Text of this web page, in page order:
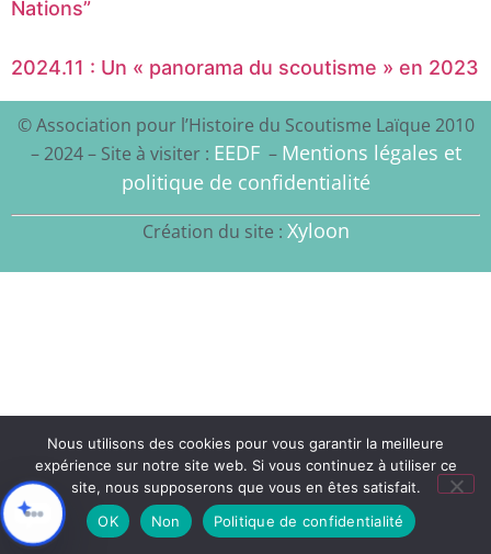
Nations”
2024.11 : Un « panorama du scoutisme » en 2023
© Association pour l’Histoire du Scoutisme Laïque 2010
– 2024 – Site à visiter : EEDF– Mentions légales et
politique de confidentialité
Création du site : Xyloon
Nous utilisons des cookies pour vous garantir la meilleure
expérience sur notre site web. Si vous continuez à utiliser ce
site, nous supposerons que vous en êtes satisfait.
OK
Non Politique de confidentialité